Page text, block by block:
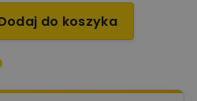
do koszyka